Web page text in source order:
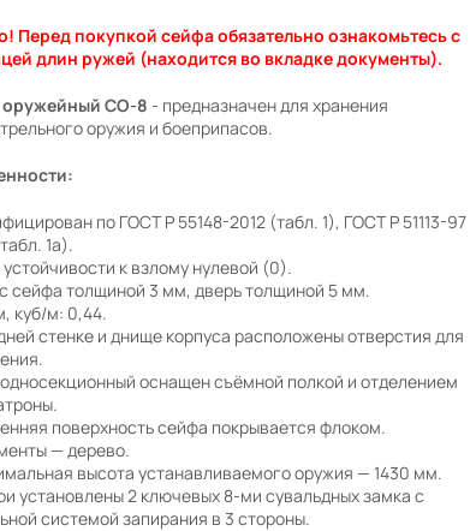
Перед покупкой сейфа обязательно ознакомьтесь с
длин ружей (находится во вкладке документы).
СО-8 - предназначен для хранения
оружия и боеприпасов.
по ГОСТ Р 55148-2012 (табл. 1), ГОСТ Р 51113-97
1а).
устойчивости к взлому нулевой (0).
сейфа толщиной 3 мм, дверь толщиной 5 мм.
куб/м: 0,44.
стенке и днище корпуса расположены отверстия для
оснащен съёмной полкой и отделением
поверхность сейфа покрывается флоком.
— дерево.
высота устанавливаемого оружия — 1430 мм.
установлены 2 ключевых 8-ми сувальдных замка с
системой запирания в 3 стороны.